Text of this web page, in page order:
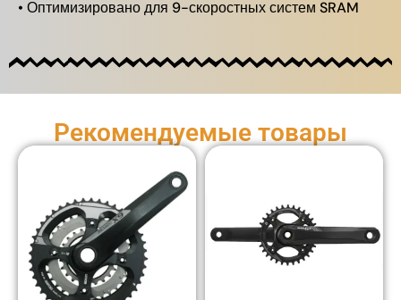
• Оптимизировано для 9-скоростных систем SRAM
Рекомендуемые товары